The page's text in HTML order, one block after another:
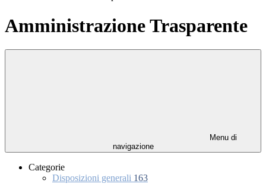
Amministrazione Trasparente
Menu di
navigazione
Categorie
Disposizioni generali 163